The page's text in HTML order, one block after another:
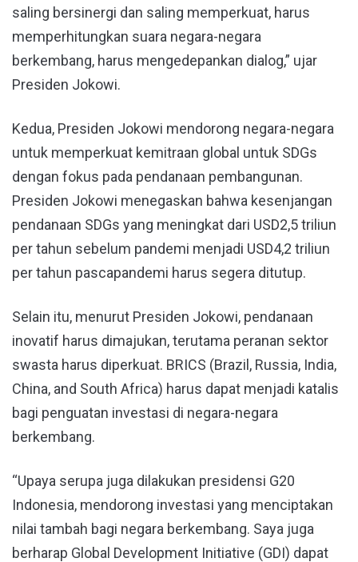
saling bersinergi dan saling memperkuat, harus
memperhitungkan suara negara-negara
berkembang, harus mengedepankan dialog,” ujar
Presiden Jokowi.
Kedua, Presiden Jokowi mendorong negara-negara
untuk memperkuat kemitraan global untuk SDGs
dengan fokus pada pendanaan pembangunan.
Presiden Jokowi menegaskan bahwa kesenjangan
pendanaan SDGs yang meningkat dari USD2,5 triliun
per tahun sebelum pandemi menjadi USD4,2 triliun
per tahun pascapandemi harus segera ditutup.
Selain itu, menurut Presiden Jokowi, pendanaan
inovatif harus dimajukan, terutama peranan sektor
swasta harus diperkuat. BRICS (Brazil, Russia, India,
China, and South Africa) harus dapat menjadi katalis
bagi penguatan investasi di negara-negara
berkembang.
“Upaya serupa juga dilakukan presidensi G20
Indonesia, mendorong investasi yang menciptakan
nilai tambah bagi negara berkembang. Saya juga
berharap Global Development Initiative (GDI) dapat